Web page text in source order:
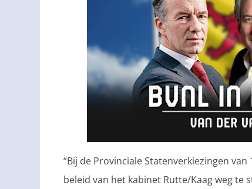
“Bij de Provinciale Statenverkiezingen
beleid van het kabinet Rutte/Kaag weg te